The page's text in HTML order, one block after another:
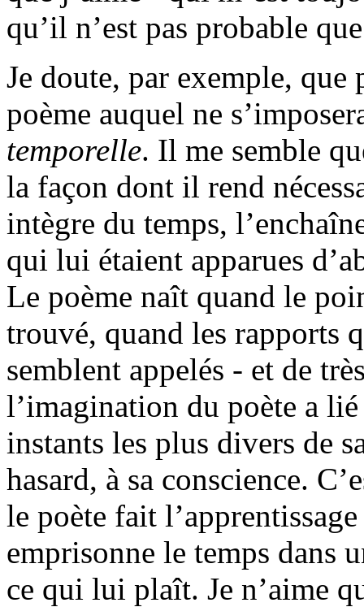
qu’il n’est pas probable
Je doute, par exemple, que
poème auquel ne
temporelle. Il me semble
la façon dont il rend
intègre du temps,
qui lui étaient apparues
Le poème naît quand le
trouvé, quand les rapports
semblent appelés - et de
l’imagination du poète a
instants les plus divers de
hasard, à sa conscience.
le poète fait
emprisonne le temps dans
ce qui lui plaît. Je n’aime